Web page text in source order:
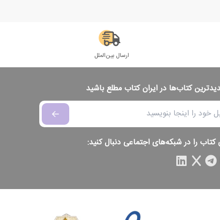
ارسال بین‌الملل
کتاب‌ها در ایران کتاب مطلع باشید
کتاب را در شبکه‌های اجتماعی دنبال کنید: